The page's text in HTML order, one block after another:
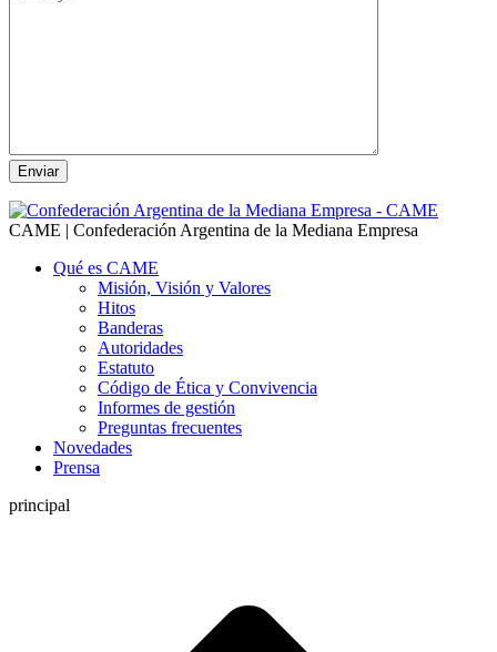
CAME | Confederación Argentina de la Mediana Empresa
Qué es CAME
Misión, Visión y Valores
Hitos
Banderas
Autoridades
Estatuto
Código de Ética y Convivencia
Informes de gestión
Preguntas frecuentes
Novedades
Prensa
principal